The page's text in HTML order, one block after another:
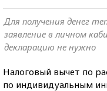
Для получения денег
заявление в личном
декларацию не нужно
Налоговый вычет по
по индивидуальным